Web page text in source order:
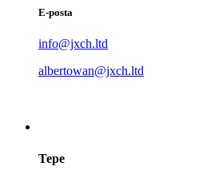
E-posta
info@jxch.ltd
albertowan@jxch.ltd
Tepe